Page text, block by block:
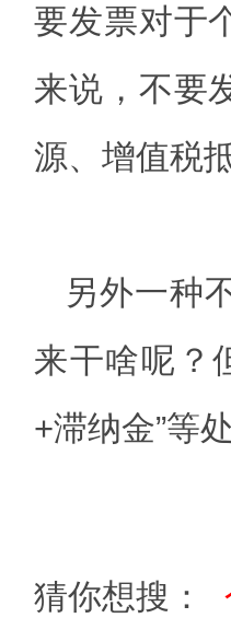
要发票对于
来说，不要
源、增值税
另外一种
来干啥呢？
+滞纳金”等
猜你想搜：